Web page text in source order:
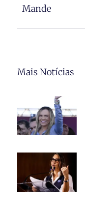
Mande
Mais Notícias